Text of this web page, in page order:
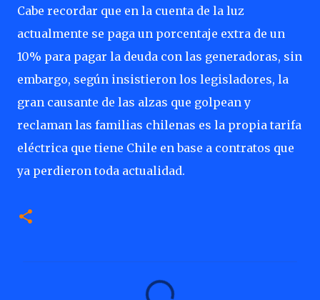
Cabe recordar que en la cuenta de la luz
actualmente se paga un porcentaje extra de un
10% para pagar la deuda con las generadoras, sin
embargo, según insistieron los legisladores, la
gran causante de las alzas que golpean y
reclaman las familias chilenas es la propia tarifa
eléctrica que tiene Chile en base a contratos que
ya perdieron toda actualidad.